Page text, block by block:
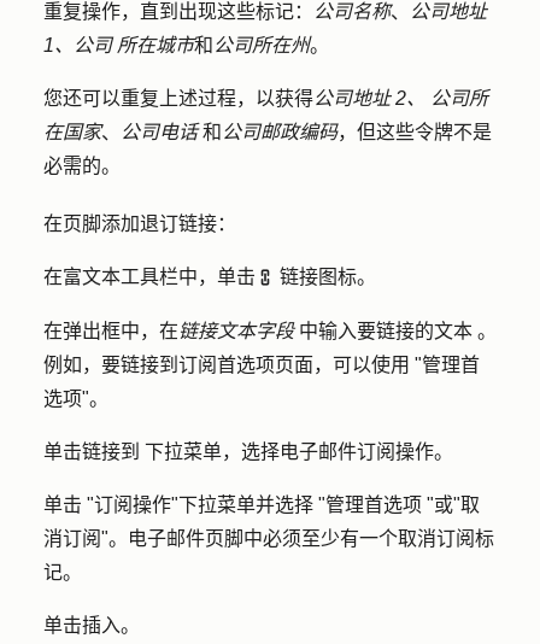
重复操作，直到出现这些标记： 公司名称、
公司地址
1、公司 所在城市和 公司所在州。
您还可以重复上述过程，以获得公司地址 2、
公司所
在国家、 公司电话和 公司邮政编码，但这些令牌不是
必需的。
在页脚添加退订链接：
在富文本工具栏中，单击 link icon 链接图标。
在弹出框中，在链接文本字段 中输入要链接的文本 。
例如，要链接到订阅首选项页面，可以使用 "管理首
选项"。
单击链接到 下拉菜单，选择电子邮件订阅操作。
单击 "订阅操作"下拉菜单并选择 "管理首选项 "或"取
消订阅"。电子邮件页脚中必须至少有一个取消订阅标
记。
单击插入。